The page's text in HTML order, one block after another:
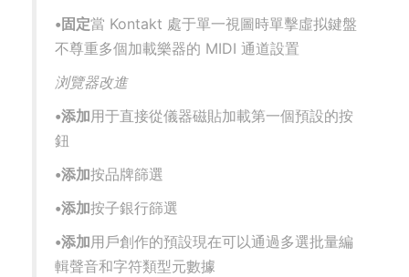
•固定當 Kontakt 處于單一視圖時單擊虛拟鍵盤
不尊重多個加載樂器的 MIDI 通道設置
浏覽器改進
•添加用于直接從儀器磁貼加載第一個預設的按
鈕
•添加按品牌篩選
•添加按子銀行篩選
•添加用戶創作的預設現在可以通過多選批量編
輯聲音和字符類型元數據